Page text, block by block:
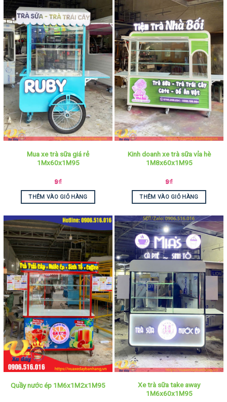
Mua xe trà sữa giá rẻ
1Mx60x1M95
9₫
THÊM VÀO GIỎ HÀNG
Kinh doanh xe trà sữa vỉa hè
1M8x60x1M95
9₫
THÊM VÀO GIỎ HÀNG
Quầy nước ép 1M6x1M2x1M95
Xe trà sữa take away
1M6x60x1M95